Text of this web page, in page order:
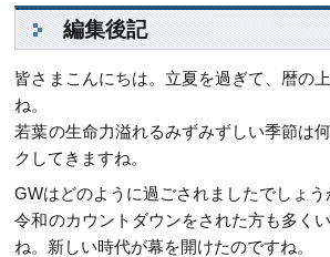
編集後記
皆さまこんにちは。立夏を過ぎて、暦の
ね。
若葉の生命力溢れるみずみずしい季節は
クしてきますね。
GWはどのように過ごされましたでしょう
令和のカウントダウンをされた方も多く
ね。新しい時代が幕を開けたのですね。